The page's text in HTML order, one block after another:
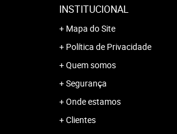
INSTITUCIONAL
Mapa do Site
Política de Privacidade
Quem somos
Segurança
Onde estamos
Clientes